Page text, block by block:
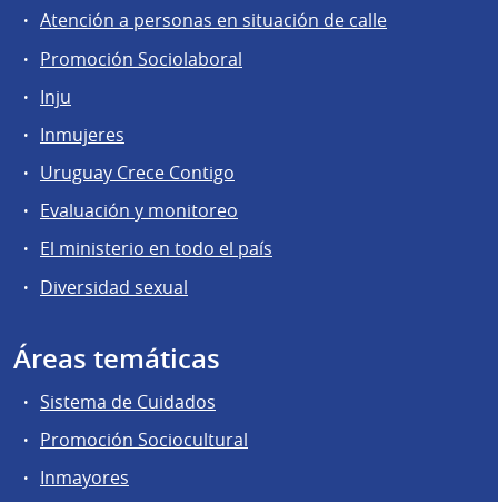
Atención a personas en situación de calle
Promoción Sociolaboral
Inju
Inmujeres
Uruguay Crece Contigo
Evaluación y monitoreo
El ministerio en todo el país
Diversidad sexual
Áreas temáticas
Sistema de Cuidados
Promoción Sociocultural
Inmayores